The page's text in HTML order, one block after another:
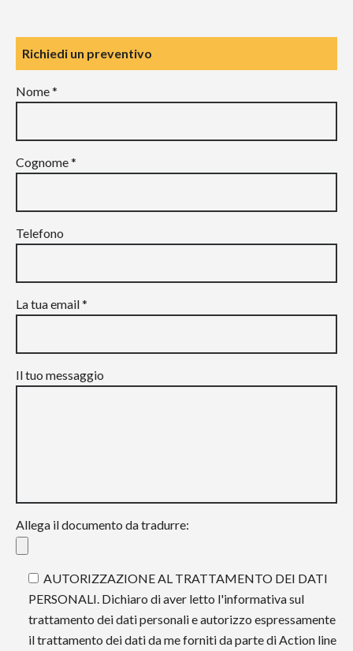
Richiedi un preventivo
Nome *
Cognome *
Telefono
La tua email *
Il tuo messaggio
Allega il documento da tradurre:
AUTORIZZAZIONE AL TRATTAMENTO DEI DATI
PERSONALI. Dichiaro di aver letto l'informativa sul
trattamento dei dati personali e autorizzo espressamente
il trattamento dei dati da me forniti da parte di Action line